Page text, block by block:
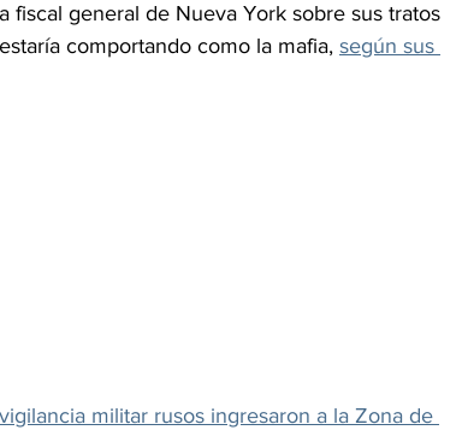
fiscal general de Nueva York sobre sus tratos
comportando como la mafia, según sus
militar rusos ingresaron a la Zona de